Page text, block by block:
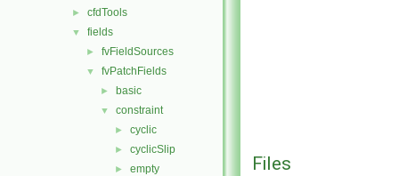
► cfdTools
▼ fields
► fvFieldSources
▼ fvPatchFields
► basic
▼ constraint
► cyclic
► cyclicSlip
► empty Files